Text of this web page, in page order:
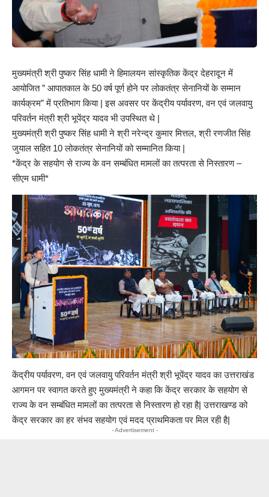
मुख्यमंत्री श्री पुष्कर सिंह धामी ने हिमालयन सांस्कृतिक केंद्र देहरादून में
आयोजित ” आपातकाल के 50 वर्ष पूर्ण होने पर लोकतंत्र सेनानियों के सम्मान
कार्यक्रम” में प्रतिभाग किया | इस अवसर पर केंद्रीय पर्यावरण, वन एवं जलवायु
परिवर्तन मंत्री श्री भूपेंद्र यादव भी उपस्थित थे |
मुख्यमंत्री श्री पुष्कर सिंह धामी ने श्री नरेन्द्र कुमार मित्तल, श्री रणजीत सिंह
जुयाल सहित 10 लोकतंत्र सेनानियों को सम्मानित किया |
*केंद्र के सहयोग से राज्य के वन सम्बंधित मामलों का तत्परता से निस्तारण –
सीएम धामी*
केंद्रीय पर्यावरण, वन एवं जलवायु परिवर्तन मंत्री श्री भूपेंद्र यादव का उत्तराखंड
आगमन पर स्वागत करते हुए मुख्यमंत्री ने कहा कि केंद्र सरकार के सहयोग से
राज्य के वन सम्बंधित मामलों का तत्परता से निस्तारण हो रहा है| उत्तराखण्ड को
केंद्र सरकार का हर संभव सहयोग एवं मदद प्राथमिकता पर मिल रही है|
- Advertisement -